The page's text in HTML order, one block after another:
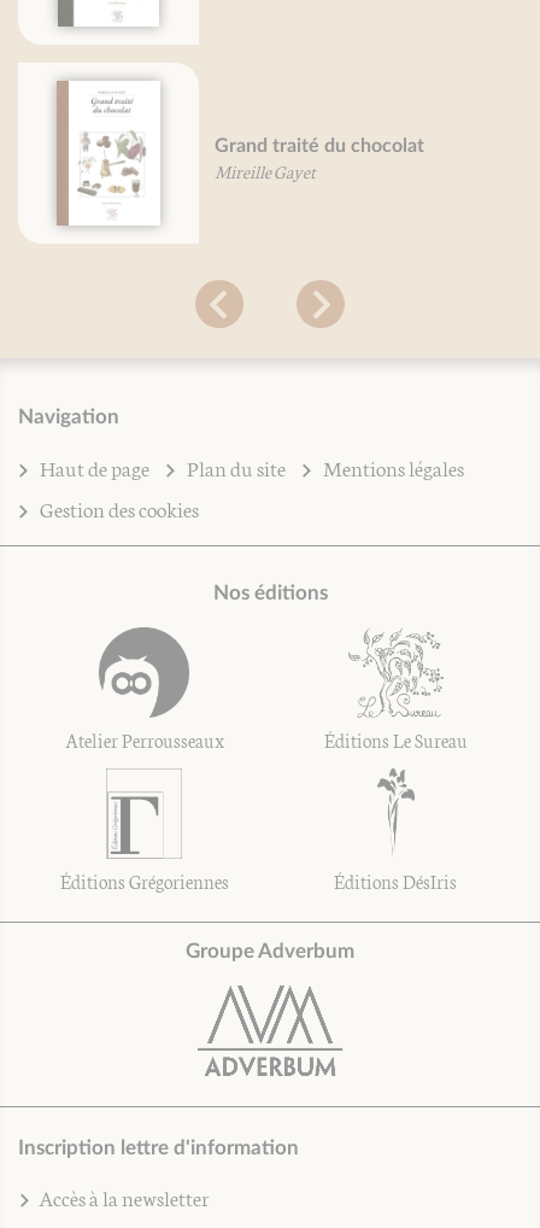
Grand traité des
Mireille Gayet
Navigation
Haut de page Plan du site
Mentions légales
Gestion des cookies
Nos éditions
Atelier Perrousseaux Éditions Le Sureau
Éditions Grégoriennes Éditions DésIris
Groupe Adverbum
Inscription lettre d'information
Accès à la newsletter